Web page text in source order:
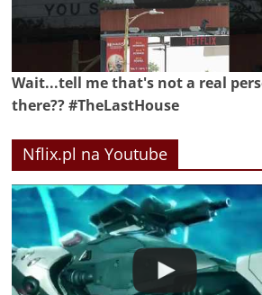
Wait...tell me that's not a real
there?? #TheLastHouse
Nflix.pl na Youtube